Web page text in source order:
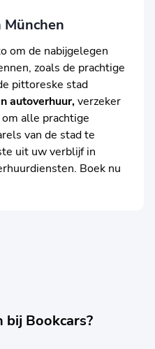
om de nabijgelegen
zoals de prachtige
pittoreske stad
autoverhuur,verzeker
alle prachtige
van de stad te
uit uw verblijf in
Boek nu
Bookcars?